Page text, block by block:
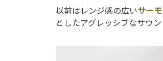
以前はレンジ感の広いサー
としたアグレッシブなサウ